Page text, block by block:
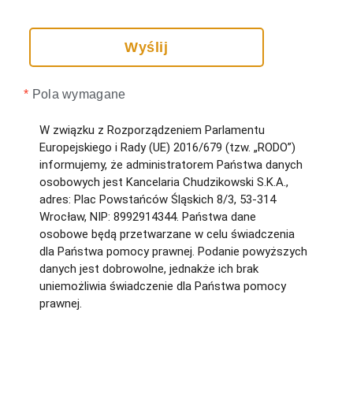
* Pola wymagane
W związku z Rozporządzeniem Parlamentu
Europejskiego i Rady (UE) 2016/679 (tzw. „RODO”)
informujemy, że administratorem Państwa danych
osobowych jest Kancelaria Chudzikowski S.K.A.,
adres: Plac Powstańców Śląskich 8/3, 53-314
Wrocław, NIP: 8992914344. Państwa dane
osobowe będą przetwarzane w celu świadczenia
dla Państwa pomocy prawnej. Podanie powyższych
danych jest dobrowolne, jednakże ich brak
uniemożliwia świadczenie dla Państwa pomocy
prawnej.